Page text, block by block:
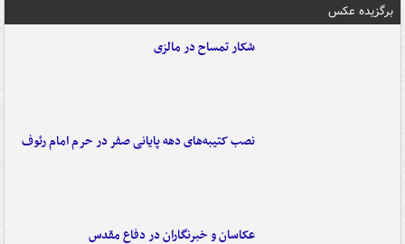
برگزیده عکس
شکار تمساح در مالزی
نصب کتیبه‌های دهه پایانی صفر در حرم امام رئوف
عکاسان و خبرنگاران در دفاع مقدس